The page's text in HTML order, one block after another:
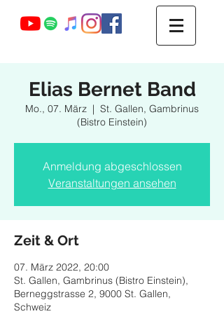
Webmaster Login
Elias Bernet Band
Mo., 07. März
  |
St. Gallen, Gambrinus
(Bistro Einstein)
Anmeldung abgeschlossen
Veranstaltungen ansehen
Zeit & Ort
07. März 2022, 20:00
St. Gallen, Gambrinus (Bistro Einstein),
Berneggstrasse 2, 9000 St. Gallen,
Schweiz